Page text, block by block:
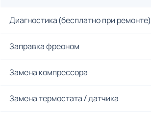
Диагностика (бесплатно при ремонте)
Заправка фреоном
Замена компрессора
Замена термостата / датчика